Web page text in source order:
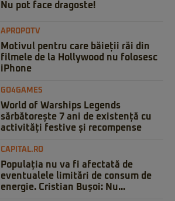
Nu pot face dragoste!
APROPOTV
Motivul pentru care băieții răi din
filmele de la Hollywood nu folosesc
iPhone
GO4GAMES
World of Warships Legends
sărbătorește 7 ani de existență cu
activități festive și recompense
CAPITAL.RO
Populația nu va fi afectată de
eventualele limitări de consum de
energie. Cristian Bușoi: Nu...